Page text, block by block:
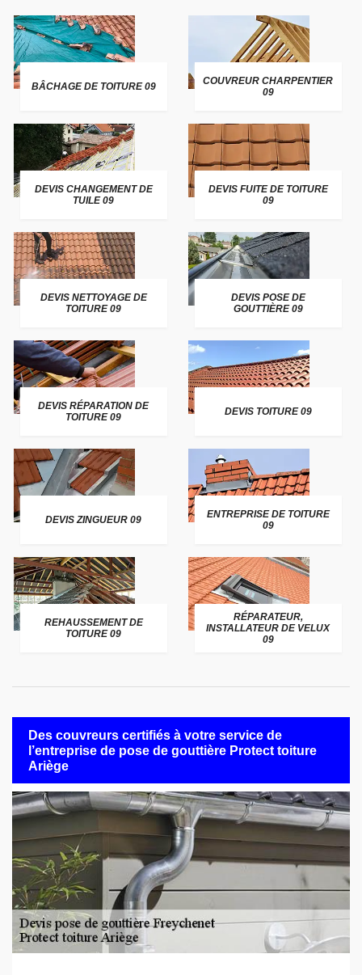
BÂCHAGE DE TOITURE 09
COUVREUR CHARPENTIER
09
DEVIS CHANGEMENT DE
TUILE 09
DEVIS FUITE DE TOITURE
09
DEVIS NETTOYAGE DE
TOITURE 09
DEVIS POSE DE
GOUTTIÈRE 09
DEVIS RÉPARATION DE
TOITURE 09
DEVIS TOITURE 09
DEVIS ZINGUEUR 09
ENTREPRISE DE TOITURE
09
REHAUSSEMENT DE
TOITURE 09
RÉPARATEUR,
INSTALLATEUR DE VELUX
09
Des couvreurs certifiés à votre service de
l’entreprise de pose de gouttière Protect toiture
Ariège